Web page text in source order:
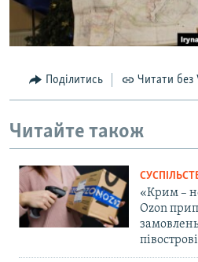
Поділитись Читати без
Читайте також
«Крим –
Ozon
півострові